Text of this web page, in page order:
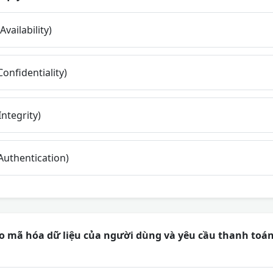
mã hóa dữ liệu của người dùng và yêu cầu thanh